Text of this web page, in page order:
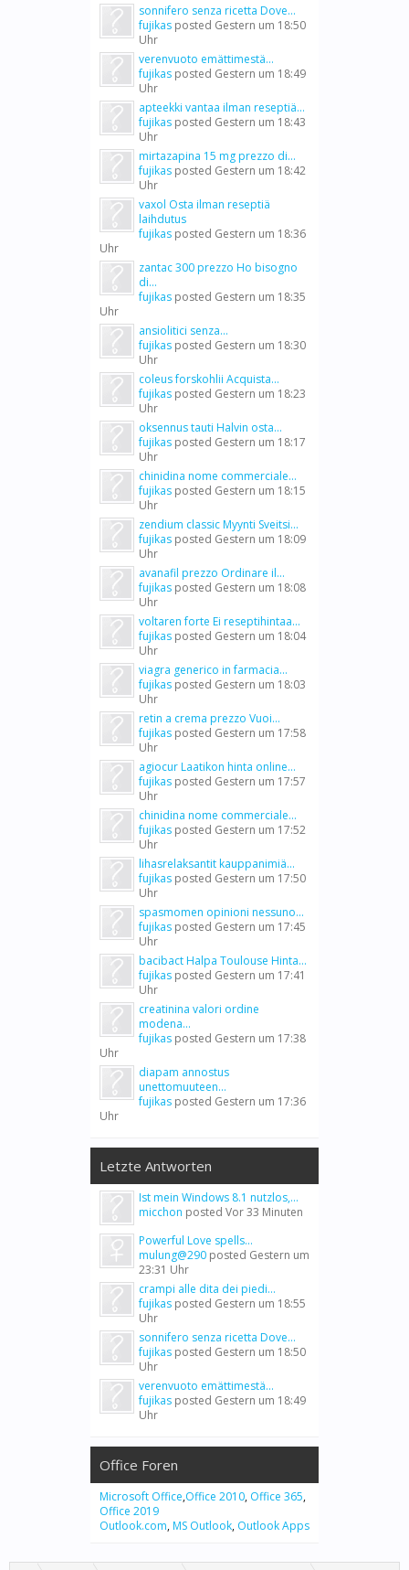
sonnifero senza ricetta Dove...
fujikas posted Gestern um 18:50
Uhr
verenvuoto emättimestä...
fujikas posted Gestern um 18:49
Uhr
apteekki vantaa ilman reseptiä...
fujikas posted Gestern um 18:43
Uhr
mirtazapina 15 mg prezzo di...
fujikas posted Gestern um 18:42
Uhr
vaxol Osta ilman reseptiä
laihdutus
fujikas posted Gestern um 18:36
Uhr
zantac 300 prezzo Ho bisogno
di...
fujikas posted Gestern um 18:35
Uhr
ansiolitici senza...
fujikas posted Gestern um 18:30
Uhr
coleus forskohlii Acquista...
fujikas posted Gestern um 18:23
Uhr
oksennus tauti Halvin osta...
fujikas posted Gestern um 18:17
Uhr
chinidina nome commerciale...
fujikas posted Gestern um 18:15
Uhr
zendium classic Myynti Sveitsi...
fujikas posted Gestern um 18:09
Uhr
avanafil prezzo Ordinare il...
fujikas posted Gestern um 18:08
Uhr
voltaren forte Ei reseptihintaa...
fujikas posted Gestern um 18:04
Uhr
viagra generico in farmacia...
fujikas posted Gestern um 18:03
Uhr
retin a crema prezzo Vuoi...
fujikas posted Gestern um 17:58
Uhr
agiocur Laatikon hinta online...
fujikas posted Gestern um 17:57
Uhr
chinidina nome commerciale...
fujikas posted Gestern um 17:52
Uhr
lihasrelaksantit kauppanimiä...
fujikas posted Gestern um 17:50
Uhr
spasmomen opinioni nessuno...
fujikas posted Gestern um 17:45
Uhr
bacibact Halpa Toulouse Hinta...
fujikas posted Gestern um 17:41
Uhr
creatinina valori ordine
modena...
fujikas posted Gestern um 17:38
Uhr
diapam annostus
unettomuuteen...
fujikas posted Gestern um 17:36
Uhr
Letzte Antworten
Ist mein Windows 8.1 nutzlos,...
micchon posted Vor 33 Minuten
Powerful Love spells...
mulung@290 posted Gestern um
23:31 Uhr
crampi alle dita dei piedi...
fujikas posted Gestern um 18:55
Uhr
sonnifero senza ricetta Dove...
fujikas posted Gestern um 18:50
Uhr
verenvuoto emättimestä...
fujikas posted Gestern um 18:49
Uhr
Office Foren
Microsoft Office,Office 2010, Office 365,
Office 2019
Outlook.com, MS Outlook, Outlook Apps